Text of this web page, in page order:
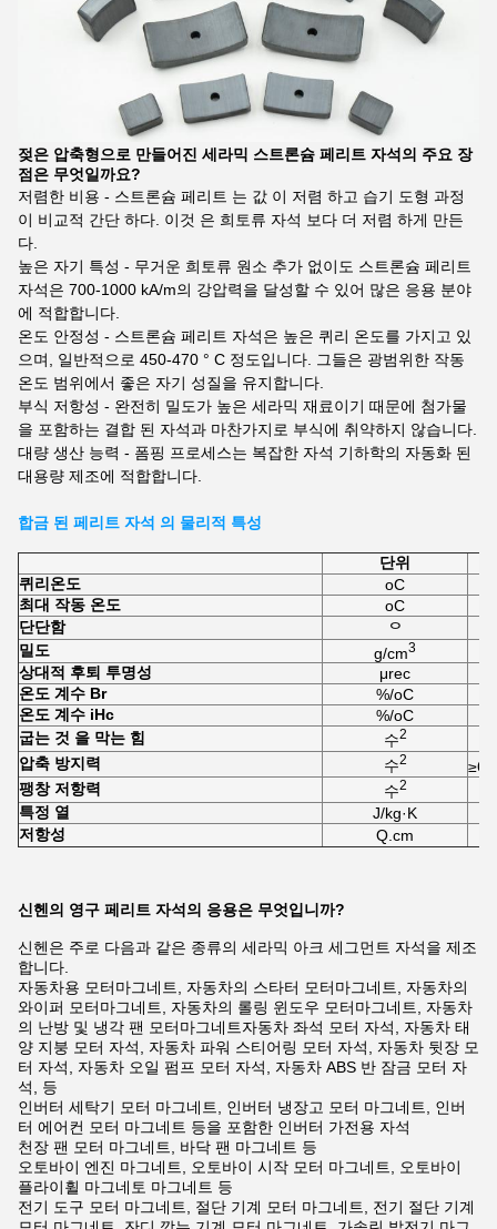
젖은 압축형으로 만들어진 세라믹 스트론슘 페리트 자석의 주요 장
점은 무엇일까요?
저렴한 비용 - 스트론슘 페리트 는 값 이 저렴 하고 습기 도형 과정
이 비교적 간단 하다. 이것 은 희토류 자석 보다 더 저렴 하게 만든
다.
높은 자기 특성 - 무거운 희토류 원소 추가 없이도 스트론슘 페리트
자석은 700-1000 kA/m의 강압력을 달성할 수 있어 많은 응용 분야
에 적합합니다.
온도 안정성 - 스트론슘 페리트 자석은 높은 퀴리 온도를 가지고 있
으며, 일반적으로 450-470 ° C 정도입니다. 그들은 광범위한 작동
온도 범위에서 좋은 자기 성질을 유지합니다.
부식 저항성 - 완전히 밀도가 높은 세라믹 재료이기 때문에 첨가물
을 포함하는 결합 된 자석과 마찬가지로 부식에 취약하지 않습니다.
대량 생산 능력 - 폼핑 프로세스는 복잡한 자석 기하학의 자동화 된
대용량 제조에 적합합니다.
합금 된 페리트 자석 의 물리적 특성
단위
퀴리 온도
oC
최대 작동 온도
oC
단단함
ᄋ
밀도
g/cm3
상대적 후퇴 투명성
μrec
온도 계수 Br
%/oC
온도 계수 iHc
%/oC
굽는 것 을 막는 힘
수2
압축 방지력 수2
팽창 저항력
수2
특정 열
J/kg·K
저항성
Q.cm
신헨의 영구 페리트 자석의 응용은 무엇입니까?
신헨은 주로 다음과 같은 종류의 세라믹 아크 세그먼트 자석을 제조
합니다.
자동차용 모터마그네트, 자동차의 스타터 모터마그네트, 자동차의
와이퍼 모터마그네트, 자동차의 롤링 윈도우 모터마그네트, 자동차
의 난방 및 냉각 팬 모터마그네트자동차 좌석 모터 자석, 자동차 태
양 지붕 모터 자석, 자동차 파워 스티어링 모터 자석, 자동차 뒷장 모
터 자석, 자동차 오일 펌프 모터 자석, 자동차 ABS 반 잠금 모터 자
석, 등
인버터 세탁기 모터 마그네트, 인버터 냉장고 모터 마그네트, 인버
터 에어컨 모터 마그네트 등을 포함한 인버터 가전용 자석
천장 팬 모터 마그네트, 바닥 팬 마그네트 등
오토바이 엔진 마그네트, 오토바이 시작 모터 마그네트, 오토바이
플라이휠 마그네토 마그네트 등
전기 도구 모터 마그네트, 절단 기계 모터 마그네트, 전기 절단 기계